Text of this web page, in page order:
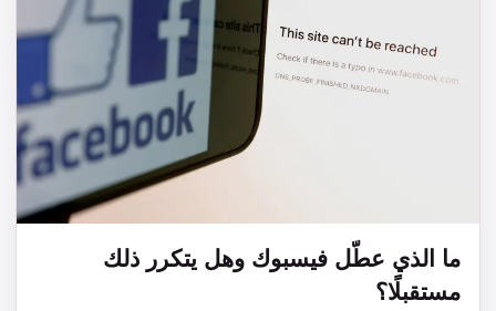
ما الذي عطّل فيسبوك وهل يتكرر ذلك
مستقبلًا؟